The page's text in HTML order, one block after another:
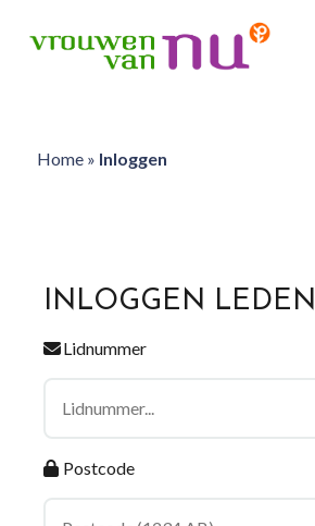
Home» Inloggen
INLOGGEN LEDEN
Lidnummer
Postcode